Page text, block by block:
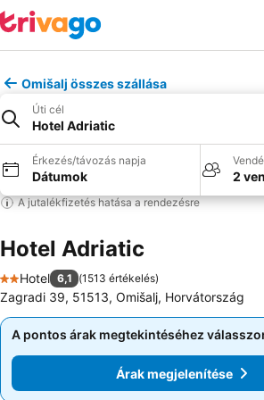
Omišalj összes szállása
Úti cél
Hotel Adriatic
Érkezés/távozás napja
Dátumok 2
A jutalékfizetés hatása a rendezésre
Hotel Adriatic
2 Kategória
Hotel 6,1 (1513 értékelés)
Zagradi 39, 51513, Omišalj, Horvátország
A pontos árak megtekintéséhez
Árak megjelenítése
A pontos árak megtekintéséhez
Árak megjelenítése